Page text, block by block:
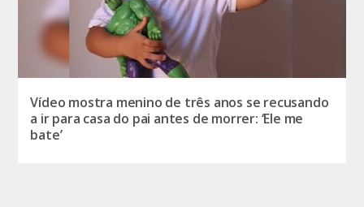
Vídeo mostra menino de três anos se recusando
a ir para casa do pai antes de morrer: ‘Ele me
bate’